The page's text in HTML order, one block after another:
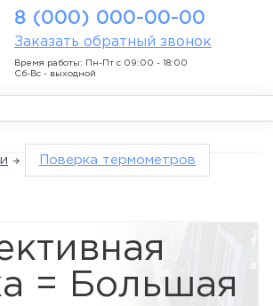
8 (000) 000-00-00
Заказать обратный звонок
Время работы: Пн-Пт с 09:00 - 18:00
Сб-Вс - выходной
Поверка термометров
= Большая